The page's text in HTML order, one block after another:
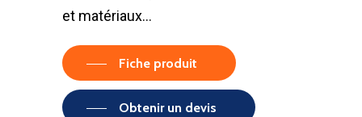
et matériaux…
Fiche produit
Obtenir un devis